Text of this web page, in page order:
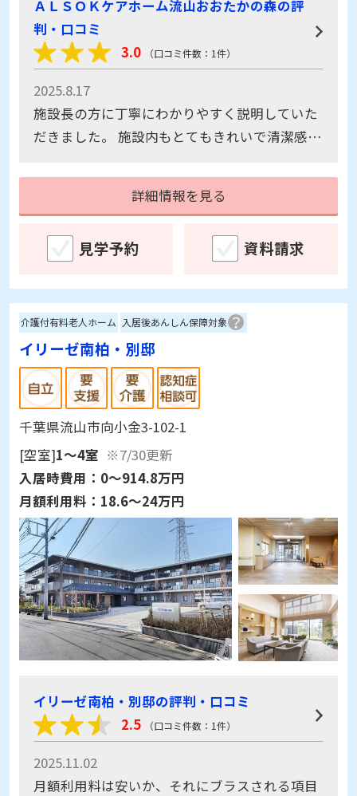
ＡＬＳＯＫケアホーム流山おおたかの森の評
判・口コミ
3.0
（口コミ件数：1件）
2025.8.17
施設長の方に丁寧にわかりやすく説明していた
だきました。 施設内もとてもきれいで清潔感の
多いところも良かったです。 お部屋の窓が道路
側に面しているので、夜間など車の音などはど
詳細情報を見る
見学予約 資料請求
介護付有料老人ホーム 入居後あんしん保障対象
イリーゼ南柏・別邸
千葉県流山市向小金3-102-1
[空室]1～4室 ※7/30更新
入居時費用： 0～914.8万円
月額利用料： 18.6～24万円
イリーゼ南柏・別邸の評判・口コミ
2.5
（口コミ件数：1件）
2025.11.02
月額利用料は安いか、それにブラスされる項目